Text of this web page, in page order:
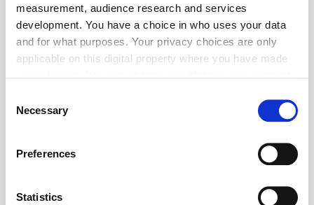
measurement, audience research and services
development. You have a choice in who uses your data
and for what purposes. Your privacy choices are only
applicable on this digital property where you have made
the Privacy trigger icon.
Collect information about your geographical location
Identify your device by actively scanning it for
Selection
Necessary
Preferences
Statistics